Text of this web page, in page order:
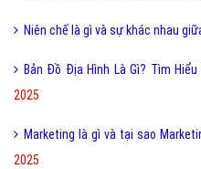
Niên chế là gì và sự khác nhau
Bản Đồ Địa Hình Là Gì? Tìm
2025
Marketing là gì và tại sao
2025